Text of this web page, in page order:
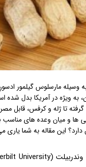
به ویژه در آمریکا بدل
تا ژله و کرفس، قابل
ها و میان وعده های
این مقاله به شما یاری